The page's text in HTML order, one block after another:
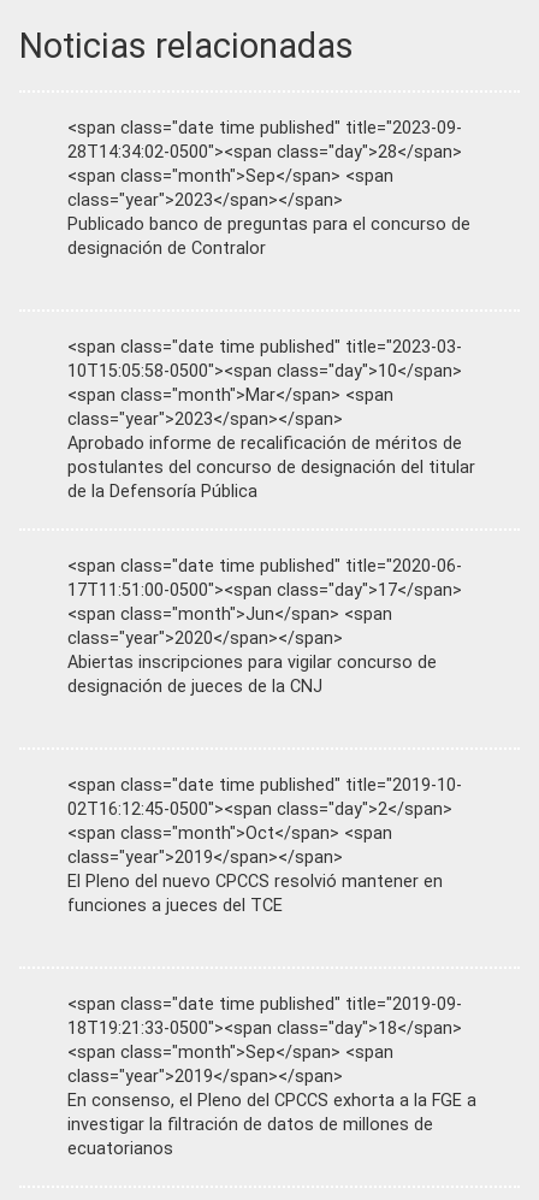
Noticias relacionadas
<span class="date time published" title="2023-09-
28T14:34:02-0500"><span class="day">28</span>
<span class="month">Sep</span> <span
class="year">2023</span></span>
Publicado banco de preguntas para el concurso de
designación de Contralor
<span class="date time published" title="2023-03-
10T15:05:58-0500"><span class="day">10</span>
<span class="month">Mar</span> <span
class="year">2023</span></span>
Aprobado informe de recalificación de méritos de
postulantes del concurso de designación del titular
de la Defensoría Pública
<span class="date time published" title="2020-06-
17T11:51:00-0500"><span class="day">17</span>
<span class="month">Jun</span> <span
class="year">2020</span></span>
Abiertas inscripciones para vigilar concurso de
designación de jueces de la CNJ
<span class="date time published" title="2019-10-
02T16:12:45-0500"><span class="day">2</span>
<span class="month">Oct</span> <span
class="year">2019</span></span>
El Pleno del nuevo CPCCS resolvió mantener en
funciones a jueces del TCE
<span class="date time published" title="2019-09-
18T19:21:33-0500"><span class="day">18</span>
<span class="month">Sep</span> <span
class="year">2019</span></span>
En consenso, el Pleno del CPCCS exhorta a la FGE a
investigar la filtración de datos de millones de
ecuatorianos